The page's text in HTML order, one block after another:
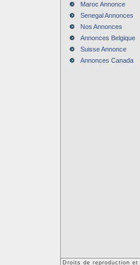
Maroc Annonce
Senegal Annonces
Nos Annonces
Annonces Belgique
Suisse Annonce
Annonces Canada
Droits de reproduction